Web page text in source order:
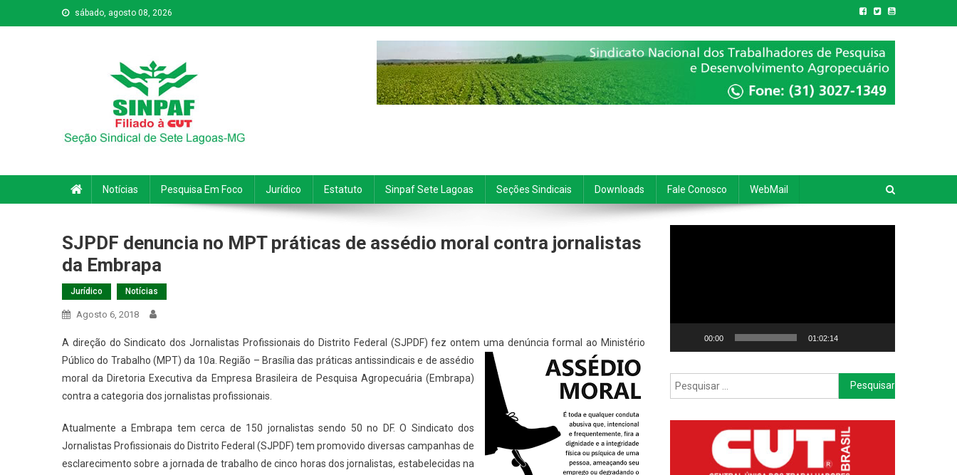
sábado, agosto 08, 2026
Notícias Pesquisa Em Foco Jurídico Estatuto Sinpaf Sete Lagoas Seções Sindicais Downloads Fale Conosco WebMail
SJPDF denuncia no MPT práticas de assédio moral contra jornalistas
da Embrapa
Jurídico Notícias
Agosto 6, 2018
A direção do Sindicato dos Jornalistas Profissionais do Distrito Federal (SJPDF) fez ontem uma denúncia formal ao Ministério
Público do Trabalho (MPT) da 10a. Região – Brasília das práticas antissindicais e de assédio
moral da Diretoria Executiva da Empresa Brasileira de Pesquisa Agropecuária (Embrapa)
contra a categoria dos jornalistas profissionais.
Atualmente a Embrapa tem cerca de 150 jornalistas sendo 50 no DF. O Sindicato dos
Jornalistas Profissionais do Distrito Federal (SJPDF) tem promovido diversas campanhas de
esclarecimento sobre a jornada de trabalho de cinco horas dos jornalistas, estabelecidas na
00:00 01:02:14
Pesquisar
por: